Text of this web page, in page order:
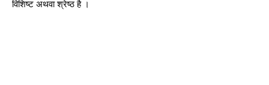
विशिष्ट अथवा श्रेष्ठ है ।